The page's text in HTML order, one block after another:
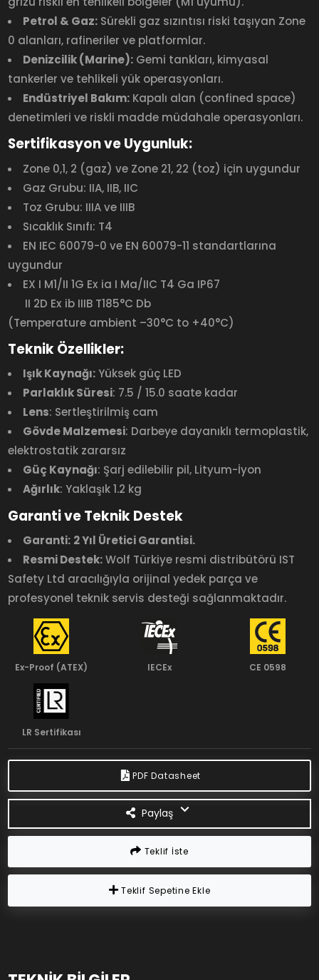
Petrol & Gaz: Sürekli gaz sızıntısı riski taşıyan Zone
0 alanları, rafineriler ve platformlar.
Denizcilik (Marine): Gemi tankları, kimyasal
tankerler ve tehlikeli yük operasyonları.
Endüstriyel Bakım: Kapalı alan (confined space)
denetimleri ve riskli madde müdahale operasyonları.
Sertifikasyon ve Uygunluk:
Zone 0,1, 2 (gaz) ve Zone 21, 22 (toz) için uygundur
Gaz Grubu: IIA, IIB, IIC
Toz Grubu: IIIA ve IIIB
Sıcaklık Sınıfı: T4
EN IEC 60079-0 ve EN 60079-11 standartlarına
uygundur
EX I M1/II 1G Ex ia I Ma/IIC T4 Ga IP67
II 2D Ex ib IIIB T185°C Db
(Temperature ambient –30°C to +40°C)
Teknik Özellikler:
Işık Kaynağı:Yüksek güç LED
Parlaklık Süresi: 7.5 / 15.0 saate kadar
Lens: Sertleştirilmiş cam
Gövde Malzemesi: Darbeye dayanıklı termoplastik,
elektrostatik zararsız
Güç Kaynağı: Şarj edilebilir pil, Lityum-İyon
Ağırlık: Yaklaşık 1.2 kg
Garanti ve Teknik Destek
Garanti: 2 Yıl Üretici Garantisi.
Resmi Destek:Wolf Türkiye resmi distribütörü IST
Safety Ltd aracılığıyla orijinal yedek parça ve
profesyonel teknik servis desteği sağlanmaktadır.
Ex-Proof (ATEX) IECEx CE 0598
LR Sertifikası
PDF Datasheet
Paylaş
Teklif İste
Teklif Sepetine Ekle